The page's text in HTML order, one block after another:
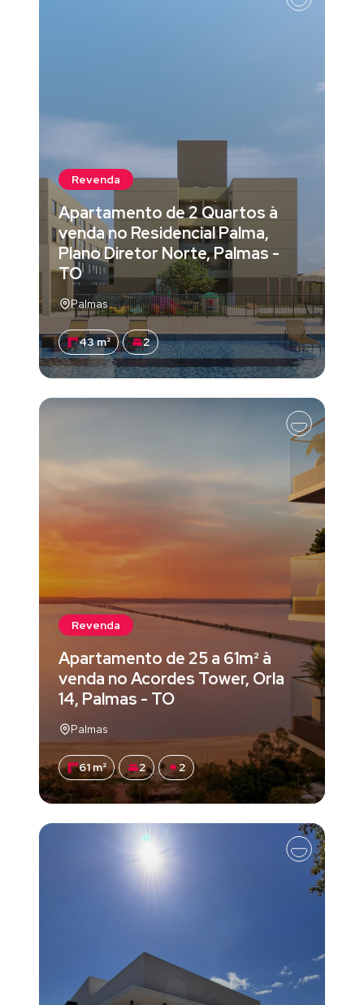
Revenda
Apartamento de 2 Quartos à
venda no Residencial Palma,
Plano Diretor Norte, Palmas -
TO
Palmas
43 m² 2
Revenda
Apartamento de 25 a 61m² à
venda no Acordes Tower, Orla
14, Palmas - TO
Palmas
61 m² 2 2